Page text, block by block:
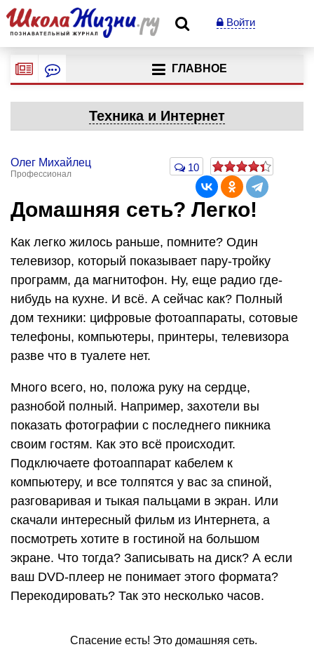
Войти
ГЛАВНОЕ
Техника и Интернет
Олег Михайлец
Профессионал
10
Домашняя сеть? Легко!
Как легко жилось раньше, помните? Один
телевизор, который показывает пару-тройку
программ, да магнитофон. Ну, еще радио где-
нибудь на кухне. И всё. А сейчас как? Полный
дом техники: цифровые фотоаппараты, сотовые
телефоны, компьютеры, принтеры, телевизора
разве что в туалете нет.
Много всего, но, положа руку на сердце,
разнобой полный. Например, захотели вы
показать фотографии с последнего пикника
своим гостям. Как это всё происходит.
Подключаете фотоаппарат кабелем к
компьютеру, и все толпятся у вас за спиной,
разговаривая и тыкая пальцами в экран. Или
скачали интересный фильм из Интернета, а
посмотреть хотите в гостиной на большом
экране. Что тогда? Записывать на диск? А если
ваш DVD-плеер не понимает этого формата?
Перекодировать? Так это несколько часов.
Спасение есть! Это домашняя сеть.